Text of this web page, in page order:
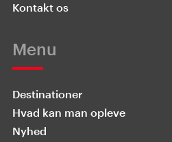
Kontakt os
Menu
Destinationer
Hvad kan man opleve
Nyhed